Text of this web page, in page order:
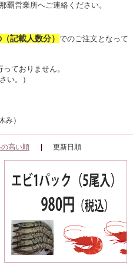
覇営業所へご連絡ください。
記載人数分） でのご注文となって
ておりません。
い。）
）
高い順 更新日順